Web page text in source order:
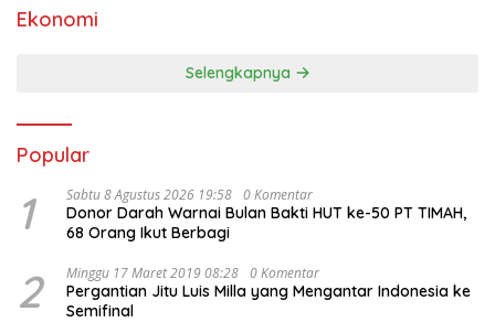
Ekonomi
Selengkapnya
Popular
1 Sabtu 8 Agustus 2026 19:58 0 Komentar
Donor Darah Warnai Bulan Bakti HUT ke-50 PT TIMAH,
68 Orang Ikut Berbagi
2 Minggu 17 Maret 2019 08:28 0 Komentar
Pergantian Jitu Luis Milla yang Mengantar Indonesia ke
Semifinal